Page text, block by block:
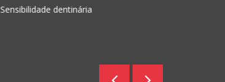
Sensibilidade dentinária